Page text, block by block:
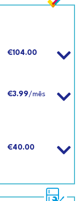
€104.00
€3.99/mês
€40.00